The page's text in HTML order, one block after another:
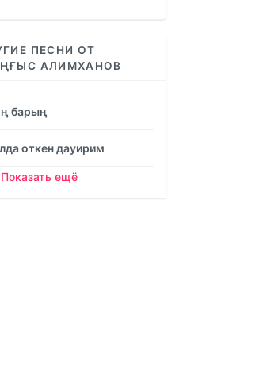
volume.
ПЕСНИ ОТ
АЛИМХАНОВ
барың
откен дауирим
Показать ещё